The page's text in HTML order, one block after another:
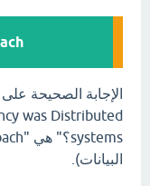
was Distributed
البيانات).